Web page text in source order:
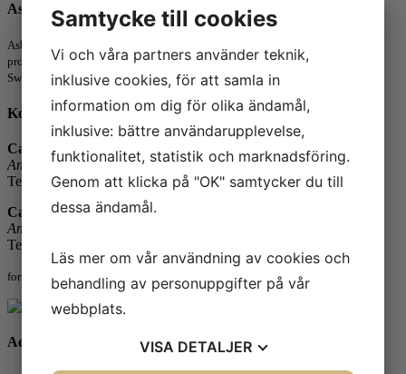
Asbestfibrer
Asbest är en mycket hälsofarlig fiber som förekommer i omkring 3.000
produkter. Safe Controls asbestanalys av fasta material är ackrediterad av
Swedac.
Kontaktperson
Catarina Wernlund
Ansvarig: Miljöteknik
Telefon: 031-65 64 93
Catarina Wernlund
Ansvarig: Kemi
Telefon: 031-65 64 93
fornamn.efternamn@safecontrol.se
Ackreditering
Samtycke till cookies
Vi och våra partners använder teknik,
inklusive cookies, för att samla in
information om dig för olika ändamål,
inklusive: bättre användarupplevelse,
funktionalitet, statistik och marknadsföring.
Genom att klicka på "OK" samtycker du till
dessa ändamål.
Läs mer om vår användning av cookies och
behandling av personuppgifter på vår
webbplats.
VISA DETALJER